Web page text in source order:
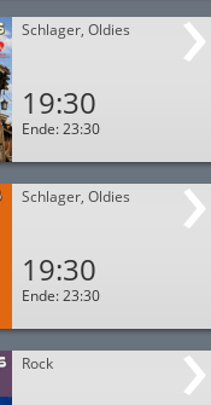
Schlager, Oldies
19:30
Ende: 23:30
Schlager, Oldies
19:30
Ende: 23:30
Rock